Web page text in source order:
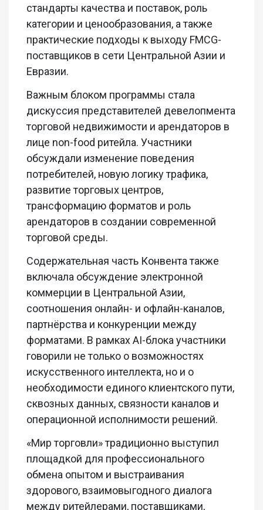
стандарты качества и поставок, роль
категории и ценообразования, а также
практические подходы к выходу FMCG-
поставщиков в сети Центральной Азии и
Евразии.
Важным блоком программы стала
дискуссия представителей девелопмента
торговой недвижимости и арендаторов в
лице non-food ритейла. Участники
обсуждали изменение поведения
потребителей, новую логику трафика,
развитие торговых центров,
трансформацию форматов и роль
арендаторов в создании современной
торговой среды.
Содержательная часть Конвента также
включала обсуждение электронной
коммерции в Центральной Азии,
соотношения онлайн- и офлайн-каналов,
партнёрства и конкуренции между
форматами. В рамках AI-блока участники
говорили не только о возможностях
искусственного интеллекта, но и о
необходимости единого клиентского пути,
сквозных данных, связности каналов и
операционной исполнимости решений.
«Мир торговли» традиционно выступил
площадкой для профессионального
обмена опытом и выстраивания
здорового, взаимовыгодного диалога
между ритейлерами, поставщиками,